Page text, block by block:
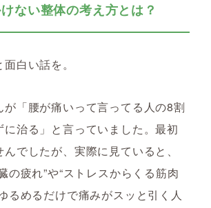
ない整体の考え方とは？
白い話を。
が「腰が痛いって言ってる人の8割
に治る」と言っていました。最初
でしたが、実際に見ていると、
の疲れ”や“ストレスからくる筋肉
るめるだけで痛みがスッと引く人